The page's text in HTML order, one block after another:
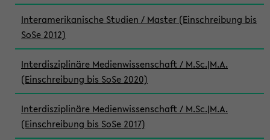
Interamerikanische Studien / Master (Einschreibung bis
SoSe 2012)
Interdisziplinäre Medienwissenschaft / M.Sc.|M.A.
(Einschreibung bis SoSe 2020)
Interdisziplinäre Medienwissenschaft / M.Sc.|M.A.
(Einschreibung bis SoSe 2017)